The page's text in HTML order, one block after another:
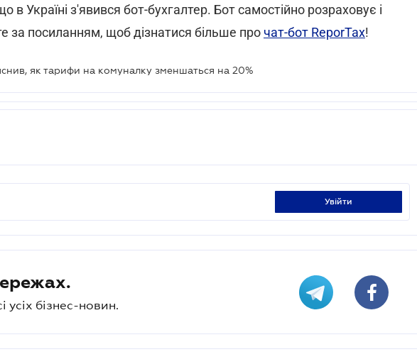
в Україні з'явився бот-бухгалтер. Бот самостійно розраховує і
за посиланням, щоб дізнатися більше про чат-бот ReporTax!
як тарифи на комуналку зменшаться на 20%
увійти
усіх бізнес-новин.